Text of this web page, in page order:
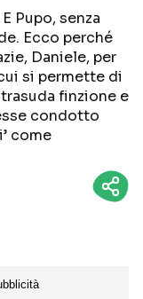
SHOW
Pupo, senza
Ecco perché
Daniele, per
si permette di
finzione e
condotto
come